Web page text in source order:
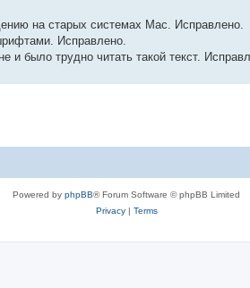
на старых системах Mac. Исправлено.
Исправлено.
было трудно читать такой текст.
Powered by phpBB® Forum Software © phpBB Limited
Privacy| Terms